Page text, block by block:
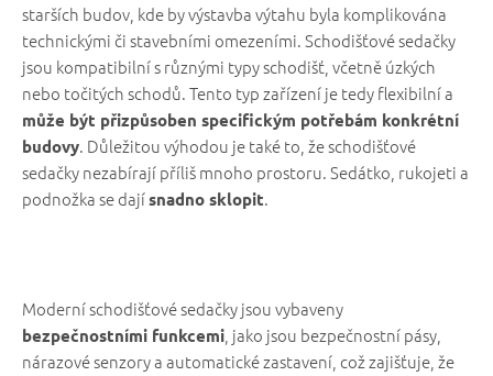
starších budov, kde by výstavba výtahu byla komplikována
technickými či stavebními omezeními. Schodišťové sedačky
jsou kompatibilní s různými typy schodišť, včetně úzkých
nebo točitých schodů. Tento typ zařízení je tedy flexibilní a
může být přizpůsoben specifickým potřebám konkrétní
budovy. Důležitou výhodou je také to, že schodišťové
sedačky nezabírají příliš mnoho prostoru. Sedátko, rukojeti a
podnožka se dajísnadno sklopit.
Moderní schodišťové sedačky jsou vybaveny
bezpečnostními funkcemi , jako jsou bezpečnostní pásy,
nárazové senzory a automatické zastavení, což zajišťuje, že